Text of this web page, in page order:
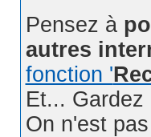
Pensez à
autres
fonction '
Et...
On n'est